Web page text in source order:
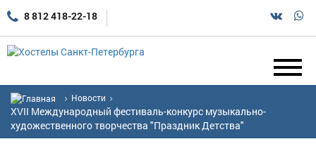
8 812 418-22-18
Новости
XVII Международный фестиваль-конкурс музыкально-
художественного творчества "Праздник Детства"